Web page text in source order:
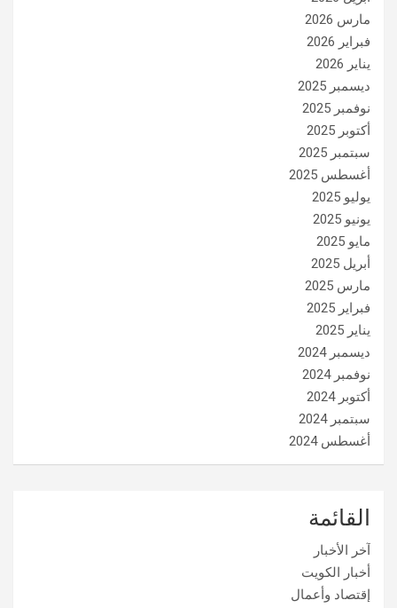
مارس 2026
فبراير 2026
يناير 2026
ديسمبر 2025
نوفمبر 2025
أكتوبر 2025
سبتمبر 2025
أغسطس 2025
يوليو 2025
يونيو 2025
مايو 2025
أبريل 2025
مارس 2025
فبراير 2025
يناير 2025
ديسمبر 2024
نوفمبر 2024
أكتوبر 2024
سبتمبر 2024
أغسطس 2024
القائمة
آخر الأخبار
أخبار الكويت
إقتصاد وأعمال